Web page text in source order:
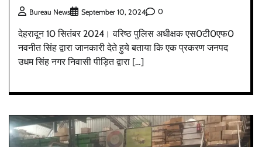
Bureau News September 10, 2024 0
देहरादून 10 सितंबर 2024। वरिष्ठ पुलिस अधीक्षक एस0टी0एफ0
नवनीत सिंह द्वारा जानकारी देते हुये बताया कि एक प्रकरण जनपद
उधम सिंह नगर निवासी पीड़ित द्वारा […]